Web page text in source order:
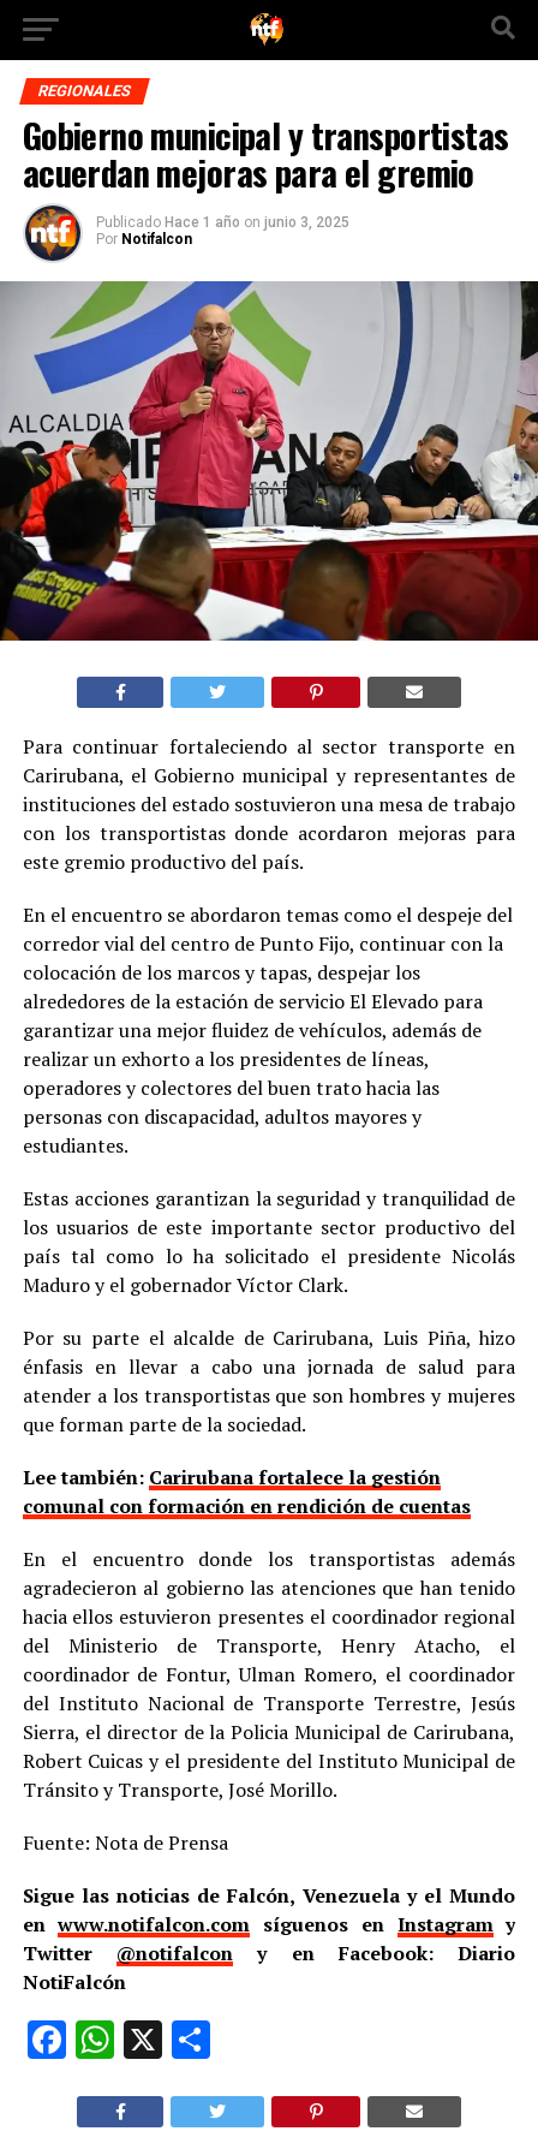
REGIONALES
Gobierno municipal y transportistas
acuerdan mejoras para el gremio
Publicado Hace 1 año on junio 3, 2025
Por Notifalcon
Para continuar fortaleciendo al sector transporte en
Carirubana, el Gobierno municipal y representantes de
instituciones del estado sostuvieron una mesa de trabajo
con los transportistas donde acordaron mejoras para
este gremio productivo del país.
En el encuentro se abordaron temas como el despeje del
corredor vial del centro de Punto Fijo, continuar con la
colocación de los marcos y tapas, despejar los
alrededores de la estación de servicio El Elevado para
garantizar una mejor fluidez de vehículos, además de
realizar un exhorto a los presidentes de líneas,
operadores y colectores del buen trato hacia las
personas con discapacidad, adultos mayores y
estudiantes.
Estas acciones garantizan la seguridad y tranquilidad de
los usuarios de este importante sector productivo del
país tal como lo ha solicitado el presidente Nicolás
Maduro y el gobernador Víctor Clark.
Por su parte el alcalde de Carirubana, Luis Piña, hizo
énfasis en llevar a cabo una jornada de salud para
atender a los transportistas que son hombres y mujeres
que forman parte de la sociedad.
Lee también: Carirubana fortalece la gestión
comunal con formación en rendición de cuentas
En el encuentro donde los transportistas además
agradecieron al gobierno las atenciones que han tenido
hacia ellos estuvieron presentes el coordinador regional
del Ministerio de Transporte, Henry Atacho, el
coordinador de Fontur, Ulman Romero, el coordinador
del Instituto Nacional de Transporte Terrestre, Jesús
Sierra, el director de la Policia Municipal de Carirubana,
Robert Cuicas y el presidente del Instituto Municipal de
Tránsito y Transporte, José Morillo.
Fuente: Nota de Prensa
Sigue las noticias de Falcón, Venezuela y el Mundo
enwww.notifalcon.com síguenos en Instagramy
Twitter @notifalcon y en Facebook: Diario
NotiFalcón
Facebook
WhatsApp
X Compartir